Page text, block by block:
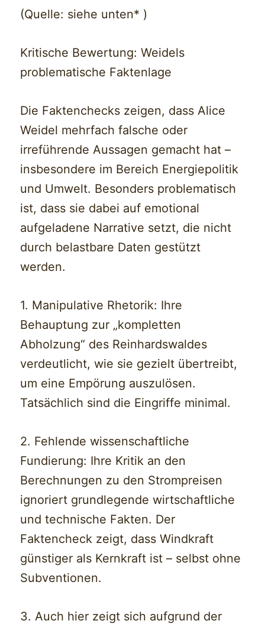
(Quelle: siehe unten* )
Kritische Bewertung: Weidels
problematische Faktenlage
Die Faktenchecks zeigen, dass Alice
Weidel mehrfach falsche oder
irreführende Aussagen gemacht hat –
insbesondere im Bereich Energiepolitik
und Umwelt. Besonders problematisch
ist, dass sie dabei auf emotional
aufgeladene Narrative setzt, die nicht
durch belastbare Daten gestützt
werden.
1. Manipulative Rhetorik: Ihre
Behauptung zur „kompletten
Abholzung“ des Reinhardswaldes
verdeutlicht, wie sie gezielt übertreibt,
um eine Empörung auszulösen.
Tatsächlich sind die Eingriffe minimal.
2. Fehlende wissenschaftliche
Fundierung: Ihre Kritik an den
Berechnungen zu den Strompreisen
ignoriert grundlegende wirtschaftliche
und technische Fakten. Der
Faktencheck zeigt, dass Windkraft
günstiger als Kernkraft ist – selbst ohne
Subventionen.
3. Auch hier zeigt sich aufgrund der